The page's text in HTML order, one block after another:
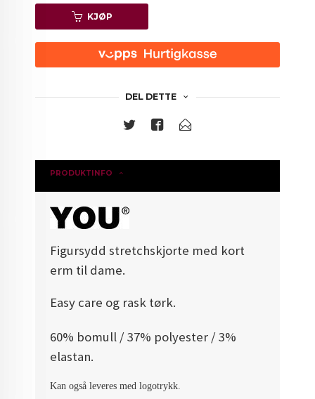
KJØP
DEL DETTE
PRODUKTINFO
Figursydd stretchskjorte med kort
erm til dame.
Easy care og rask tørk.
60% bomull / 37% polyester / 3%
elastan.
Kan også leveres med logotrykk.